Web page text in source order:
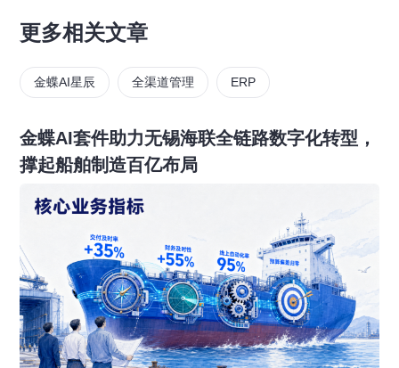
更多相关文章
金蝶AI星辰 全渠道管理 ERP
金蝶AI套件助力无锡海联全链路数字化转型，
撑起船舶制造百亿布局